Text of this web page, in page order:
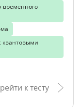
временного
квантовыми
к тесту